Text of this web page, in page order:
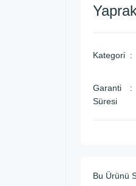
Kategori
Garanti
Süresi
Bu Ürünü